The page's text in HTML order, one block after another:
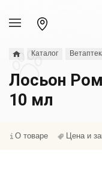
Каталог
Лосьон
10 мл
О товаре Цена и